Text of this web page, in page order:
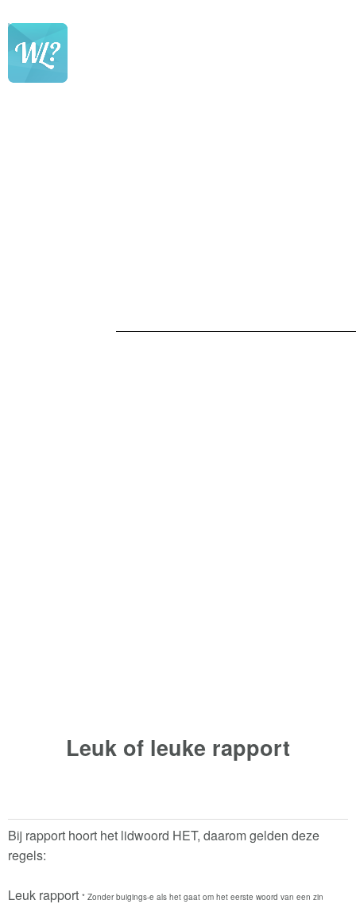
Leuk of leuke rapport
Bij rapport hoort het lidwoord HET, daarom gelden deze
regels:
Leuk rapport * Zonder buigings-e als het gaat om het eerste woord van een zin